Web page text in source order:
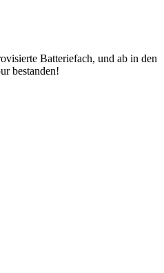
Batteriefach, und ab in den
bestanden!